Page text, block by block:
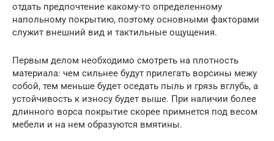
отдать предпочтение какому-то определенному
напольному покрытию, поэтому основными факторами
служит внешний вид и тактильные ощущения.
Первым делом необходимо смотреть на плотность
материала: чем сильнее будут прилегать ворсины межу
собой, тем меньше будет оседать пыль и грязь вглубь, а
устойчивость к износу будет выше. При наличии более
длинного ворса покрытие скорее примнется под весом
мебели и на нем образуются вмятины.